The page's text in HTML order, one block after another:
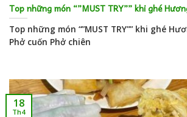
Top những món “”MUST TRY”” khi ghé
Top những món “”MUST TRY”” khi ghé
Phở cuốn Phở chiên
18
Th4